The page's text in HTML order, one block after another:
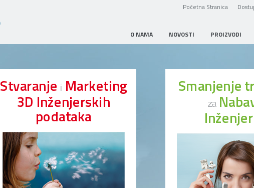
Početna Stranica
O NAMA NOVOSTI PROIZVODI
Stvaranje i Marketing
3D Inženjerskih
podataka
Smanjenje
za